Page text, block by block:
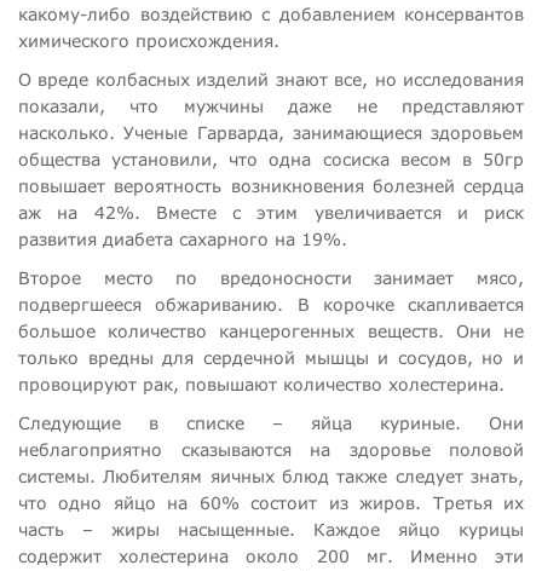
какому-либо воздействию с добавлением консервантов
химического происхождения.
О вреде колбасных изделий знают все, но исследования
показали, что мужчины даже не представляют
насколько. Ученые Гарварда, занимающиеся здоровьем
общества установили, что одна сосиска весом в 50гр
повышает вероятность возникновения болезней сердца
аж на 42%. Вместе с этим увеличивается и риск
развития диабета сахарного на 19%.
Второе место по вредоносности занимает мясо,
подвергшееся обжариванию. В корочке скапливается
большое количество канцерогенных веществ. Они не
только вредны для сердечной мышцы и сосудов, но и
провоцируют рак, повышают количество холестерина.
Следующие в списке – яйца куриные. Они
неблагоприятно сказываются на здоровье половой
системы. Любителям яичных блюд также следует знать,
что одно яйцо на 60% состоит из жиров. Третья их
часть – жиры насыщенные. Каждое яйцо курицы
содержит холестерина около 200 мг. Именно эти